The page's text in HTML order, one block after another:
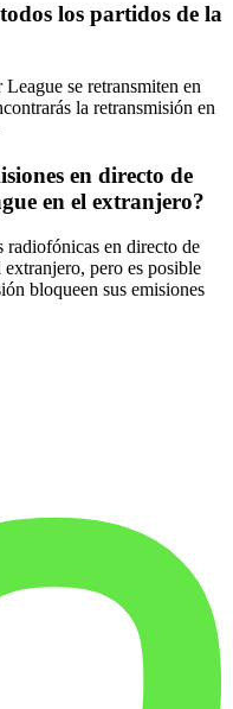
los partidos de la
se retransmiten en
la retransmisión en
en directo de
en el extranjero?
radiofónicas en directo de
pero es posible
bloqueen sus emisiones